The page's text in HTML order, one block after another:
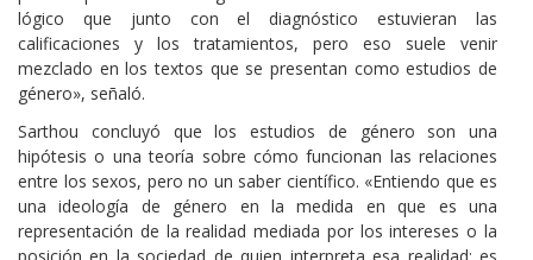
lógico que junto con el diagnóstico estuvieran las
calificaciones y los tratamientos, pero eso suele venir
mezclado en los textos que se presentan como estudios de
género», señaló.
Sarthou concluyó que los estudios de género son una
hipótesis o una teoría sobre cómo funcionan las relaciones
entre los sexos, pero no un saber científico. «Entiendo que es
una ideología de género en la medida en que es una
representación de la realidad mediada por los intereses o la
posición en la sociedad de quien interpreta esa realidad; es